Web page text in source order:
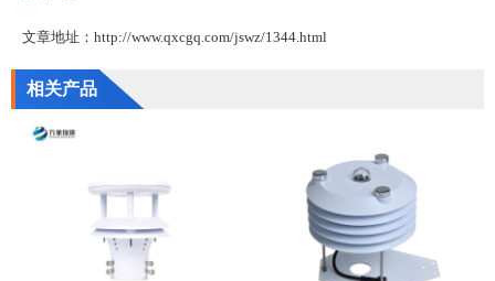
文章地址：http://www.qxcgq.com/jswz/1344.html
相关产品